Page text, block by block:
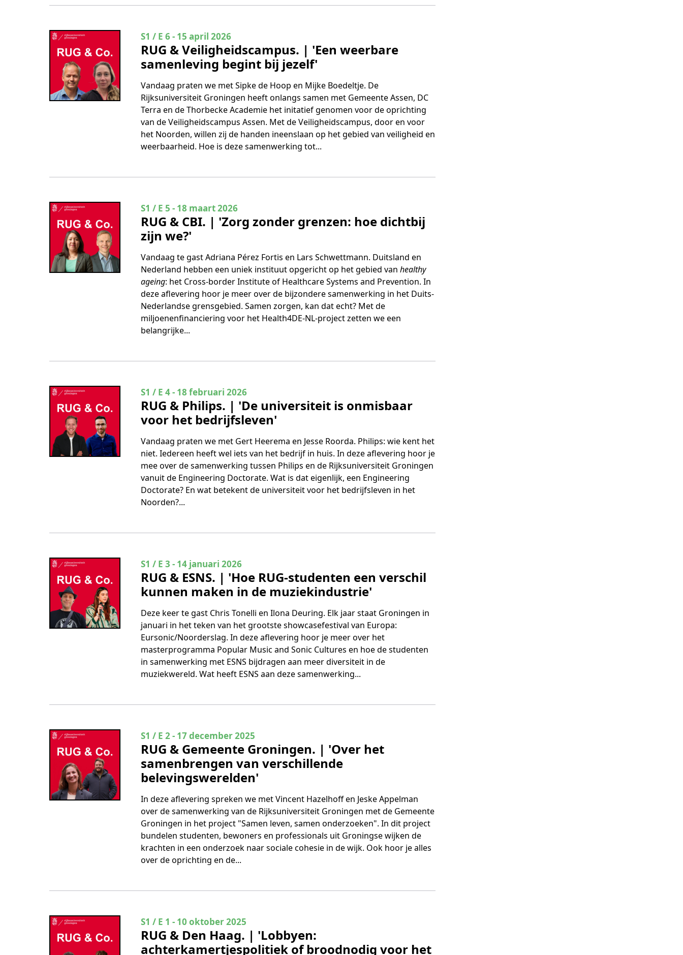
RUG & Veiligheidscampus. | 'Een weerbare
samenleving begint bij jezelf'
Seizoen 1 Aflevering 6
S1 / E 6 - 15 april 2026
Vandaag praten we met Sipke de Hoop en Mijke Boedeltje. De
Rijksuniversiteit Groningen heeft onlangs samen met Gemeente Assen, DC
Terra en de Thorbecke Academie het initatief genomen voor de oprichting
van de Veiligheidscampus Assen. Met de Veiligheidscampus, door en voor
het Noorden, willen zij de handen ineenslaan op het gebied van veiligheid en
weerbaarheid. Hoe is deze samenwerking tot...
RUG & CBI. | 'Zorg zonder grenzen: hoe dichtbij
zijn we?'
Seizoen 1 Aflevering 5
S1 / E 5 - 18 maart 2026
Vandaag te gast Adriana Pérez Fortis en Lars Schwettmann. Duitsland en
Nederland hebben een uniek instituut opgericht op het gebied van healthy
ageing: het Cross-border Institute of Healthcare Systems and Prevention. In
deze aflevering hoor je meer over de bijzondere samenwerking in het Duits-
Nederlandse grensgebied. Samen zorgen, kan dat echt? Met de
miljoenenfinanciering voor het Health4DE-NL-project zetten we een
belangrijke...
RUG & Philips. | 'De universiteit is onmisbaar
voor het bedrijfsleven'
Seizoen 1 Aflevering 4
S1 / E 4- 18 februari 2026
Vandaag praten we met Gert Heerema en Jesse Roorda. Philips: wie kent het
niet. Iedereen heeft wel iets van het bedrijf in huis. In deze aflevering hoor je
mee over de samenwerking tussen Philips en de Rijksuniversiteit Groningen
vanuit de Engineering Doctorate. Wat is dat eigenlijk, een Engineering
Doctorate? En wat betekent de universiteit voor het bedrijfsleven in het
Noorden?...
RUG & ESNS. | 'Hoe RUG-studenten een verschil
kunnen maken in de muziekindustrie'
Seizoen 1 Aflevering 3
S1 / E 3 - 14 januari 2026
Deze keer te gast Chris Tonelli en Ilona Deuring. Elk jaar staat Groningen in
januari in het teken van het grootste showcasefestival van Europa:
Eursonic/Noorderslag. In deze aflevering hoor je meer over het
masterprogramma Popular Music and Sonic Cultures en hoe de studenten
in samenwerking met ESNS bijdragen aan meer diversiteit in de
muziekwereld. Wat heeft ESNS aan deze samenwerking...
RUG & Gemeente Groningen. | 'Over het
samenbrengen van verschillende
belevingswerelden'
Seizoen 1 Aflevering 2
S1 / E 2- 17 december 2025
In deze aflevering spreken we met Vincent Hazelhoff en Jeske Appelman
over de samenwerking van de Rijksuniversiteit Groningen met de Gemeente
Groningen in het project "Samen leven, samen onderzoeken". In dit project
bundelen studenten, bewoners en professionals uit Groningse wijken de
krachten in een onderzoek naar sociale cohesie in de wijk. Ook hoor je alles
over de oprichting en de...
RUG & Den Haag. | 'Lobbyen:
achterkamertjespolitiek of broodnodig voor het
Seizoen 1 Aflevering 1
S1 / E 1 - 10 oktober 2025